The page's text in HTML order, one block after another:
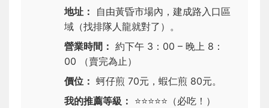
地址：
自由黃昏市場內，建成路入口區
域（找排隊人龍就對了）。
營業時間： 約下午 3：00 – 晚上 8：
00 （賣完為止）
價位： 蚵仔煎 70元，蝦仁煎 80元。
我的推薦等級： ⭐⭐⭐⭐⭐ （必吃！）